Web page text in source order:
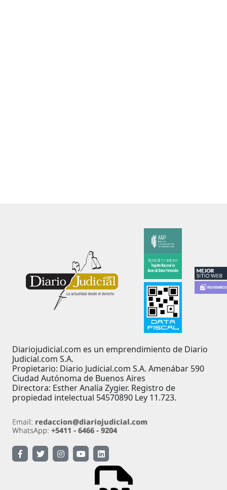
Diariojudicial.com es un emprendimiento de Diario
Judicial.com S.A.
Propietario: Diario Judicial.com S.A. Amenábar 590
Ciudad Autónoma de Buenos Aires
Directora: Esther Analía Zygier. Registro de
propiedad intelectual 54570890 Ley 11.723.